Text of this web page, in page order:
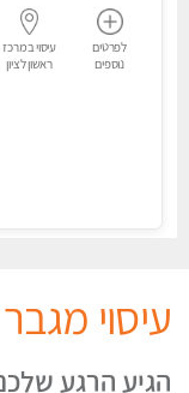
לפרטים
נוספים
עיסוי במרכז
ראשון לציון
עיסוי
הגיע הרגע